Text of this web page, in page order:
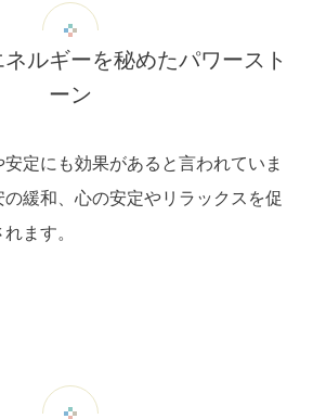
ルギーを秘めたパワースト
ーン
定にも効果があると言われていま
緩和、心の安定やリラックスを促
ます。